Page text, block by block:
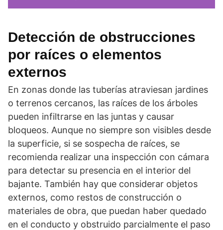
Detección de obstrucciones
por raíces o elementos
externos
En zonas donde las tuberías atraviesan jardines
o terrenos cercanos, las raíces de los árboles
pueden infiltrarse en las juntas y causar
bloqueos. Aunque no siempre son visibles desde
la superficie, si se sospecha de raíces, se
recomienda realizar una inspección con cámara
para detectar su presencia en el interior del
bajante. También hay que considerar objetos
externos, como restos de construcción o
materiales de obra, que puedan haber quedado
en el conducto y obstruido parcialmente el paso